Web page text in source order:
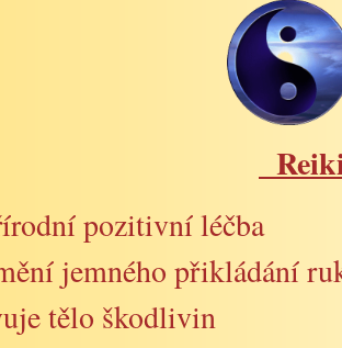
pozitivní léčba
jemného přikládání
tělo škodlivin